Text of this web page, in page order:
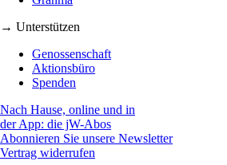
→ Unterstützen
Genossenschaft
Aktionsbüro
Spenden
Nach Hause, online und in
der App: die jW-Abos
Abonnieren Sie unsere Newsletter
Vertrag widerrufen